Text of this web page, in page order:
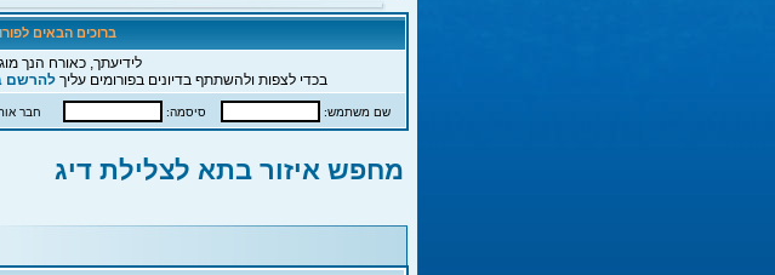
ברוכים הבאים
לידיעתך, כאורח הנך
בכדי לצפות ולהשתתף בדיונים בפורומים עליךלהרשם
שם משתמש: סיסמה: חבר אותי
מחפש איזור בתא לצלילת דיג